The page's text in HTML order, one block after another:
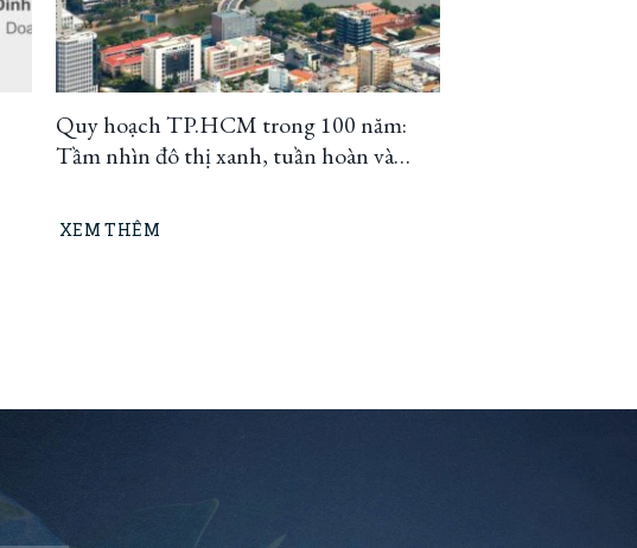
Quy hoạch TP.HCM trong 100 năm:
Tầm nhìn đô thị xanh, tuần hoàn và
XEM THÊM